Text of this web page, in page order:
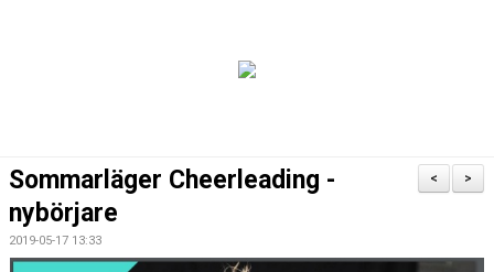
>
<
Sommarläger Cheerleading -
nybörjare
2019-05-17 13:33